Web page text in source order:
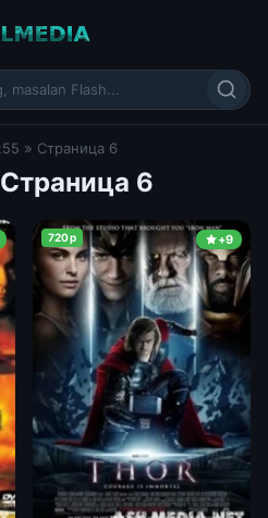
» Страница 6
6
+9
720p